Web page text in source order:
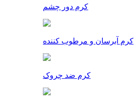
کرم دور چشم
کرم آبرسان و مرطوب کننده
کرم ضد چروک